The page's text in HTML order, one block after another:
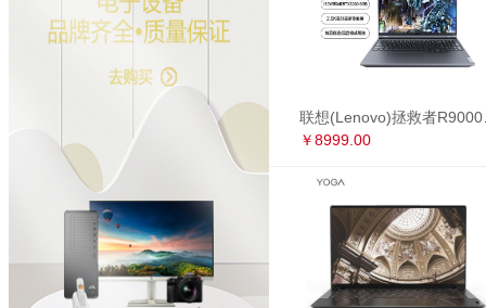
￥8999.00